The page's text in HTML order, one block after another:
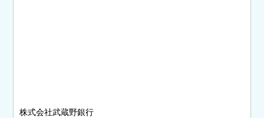
株式会社武蔵野銀行